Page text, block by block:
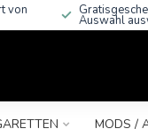
von
Auswahl
MODS /